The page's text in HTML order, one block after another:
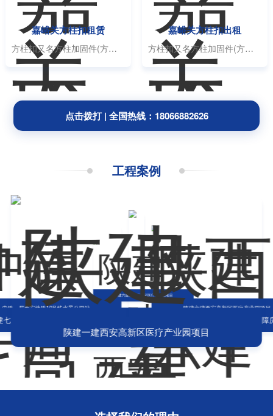
嘉峪关方柱扣租赁
方柱扣又名方柱加固件(方圆扣)，是对应固定方柱模板的专用定制型配套卡箍，外形有对应四个弯头单片镀锌卡板组成，卡板一端设置为折弯结构，每条卡板上沿长度方向设有若干相同间隔的固定孔，楔形固定销穿过通孔和固...
嘉峪关方柱扣出租
方柱扣又名方柱加固件(方圆扣)，是对应固定方柱模板的专用定制型配套卡箍，外形有对应四个弯头单片镀锌卡板组成，卡板一端设置为折弯结构，每条卡板上沿长度方向设有若干相同间隔的固定孔，楔形固定销穿过通孔和固...
点击拨打 | 全国热线：18066882626
工程案例
中铁一局西安地铁10号线水景公园站
七局四公司正在建的经开五校
陕建一建西安高新区医疗产业园项目陕西建工集团纺渭路租赁型保障房项目
中铁一局西安地铁10号线水景公园站